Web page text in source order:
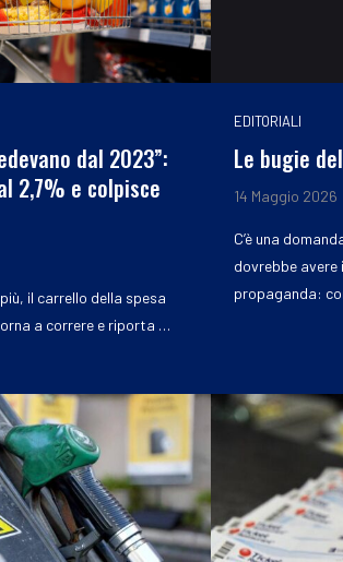
dal 2023”:
2,7% e colpisce
il carrello della spesa
a correre e riporta …
EDITORIALI
Le bugie
14 Maggio 2026
C’è una
dovrebbe
propaganda: